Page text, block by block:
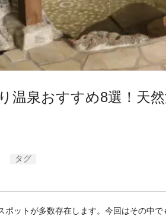
温泉おすすめ8選！天
タグ
ポットが多数存在します。今回はその中